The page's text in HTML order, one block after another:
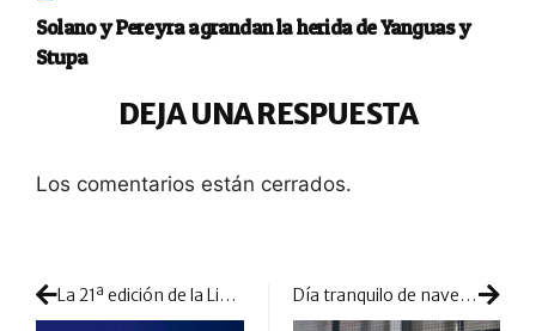
Solano y Pereyra agrandan la herida de Yanguas y
Stupa
DEJA UNA RESPUESTA
Los comentarios están cerrados.
La 21ª edición de la Liga Nacional RC Interempresas empieza a preparar una nueva temporada de partidos Día tranquilo de navegación por el Guadalquivir: las chicas asaltan con dominio de las favoritas el cuadro final de Sevilla